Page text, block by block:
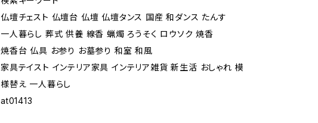
仏壇チェスト 仏壇台 仏壇 仏壇タンス 国産 和ダンス たんす
一人暮らし 葬式 供養 線香 蝋燭 ろうそく ロウソク 焼香
焼香台 仏具 お参り お墓参り 和室 和風
家具テイスト インテリア家具 インテリア雑貨 新生活 おしゃれ 模
様替え 一人暮らし
at01413